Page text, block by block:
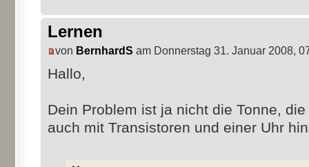
Lernen
von BernhardS am Donnerstag 31. Januar 2008,
Hallo,
Dein Problem ist ja nicht die Tonne,
auch mit Transistoren und einer Uhr